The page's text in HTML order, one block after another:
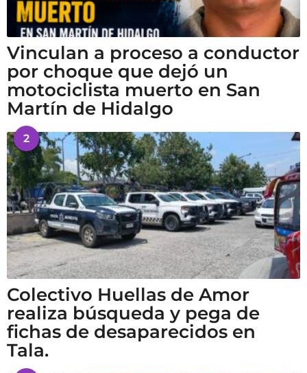
Vinculan a proceso a conductor
por choque que dejó un
motociclista muerto en San
Martín de Hidalgo
2
Colectivo Huellas de Amor
realiza búsqueda y pega de
fichas de desaparecidos en
Tala.